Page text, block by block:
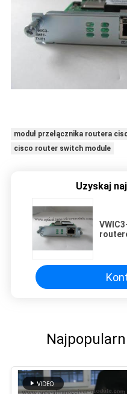
moduł przełącznika routera
cisco router switch module
Uzyskaj